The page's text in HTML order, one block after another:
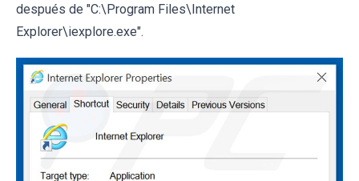
después de "C:\Program Files\Internet
Explorer\iexplore.exe".